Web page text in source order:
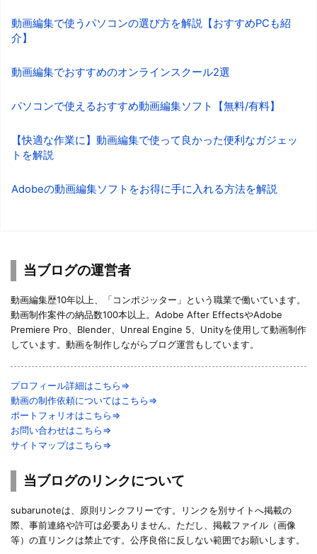
動画編集で使うパソコンの選び方を解説【おすすめPCも紹
介】
動画編集でおすすめのオンラインスクール2選
パソコンで使えるおすすめ動画編集ソフト【無料/有料】
【快適な作業に】動画編集で使って良かった便利なガジェッ
トを解説
Adobeの動画編集ソフトをお得に手に入れる方法を解説
当ブログの運営者
動画編集歴10年以上、「コンポジッター」という職業で働いています。
動画制作案件の納品数100本以上。Adobe After EffectsやAdobe
Premiere Pro、Blender、Unreal Engine 5、Unityを使用して動画制作
しています。動画を制作しながらブログ運営もしています。
プロフィール詳細はこちら⇒
動画の制作依頼についてはこちら⇒
ポートフォリオはこちら⇒
お問い合わせはこちら⇒
サイトマップはこちら⇒
当ブログのリンクについて
subarunoteは、原則リンクフリーです。リンクを別サイトへ掲載の
際、事前連絡や許可は必要ありません。ただし、掲載ファイル（画像
等）の直リンクは禁止です。公序良俗に反しない範囲でお願いします。